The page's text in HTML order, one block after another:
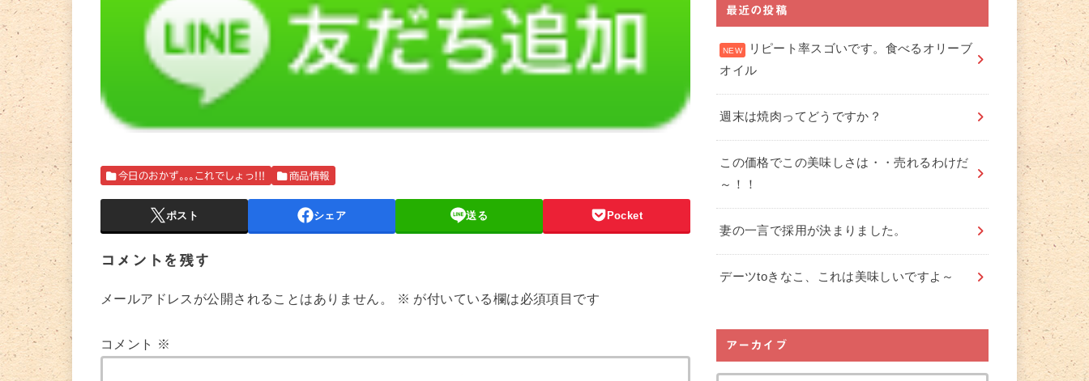
今日のおかず｡｡｡これでしょっ!!! 商品情報
ポスト シェア 送る Pocket
コメントを残す
メールアドレスが公開されることはありません。 ※ が付いている欄は必須項目です
コメント ※
最近の投稿
リピート率スゴいです。食べるオリーブ
オイル
週末は焼肉ってどうですか？
この価格でこの美味しさは・・売れるわけだ
～！！
妻の一言で採用が決まりました。
デーツtoきなこ、これは美味しいですよ～
アーカイブ